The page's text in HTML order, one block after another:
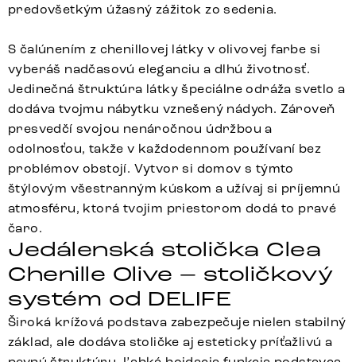
predovšetkým úžasný zážitok zo sedenia.
S čalúnením z chenillovej látky v olivovej farbe si
vyberáš nadčasovú eleganciu a dlhú životnosť.
Jedinečná štruktúra látky špeciálne odráža svetlo a
dodáva tvojmu nábytku vznešený nádych. Zároveň
presvedčí svojou nenáročnou údržbou a
odolnosťou, takže v každodennom používaní bez
problémov obstojí. Vytvor si domov s týmto
štýlovým všestranným kúskom a užívaj si príjemnú
atmosféru, ktorá tvojim priestorom dodá to pravé
čaro.
Jedálenská stolička Clea
Chenille Olive – stoličkový
systém od DELIFE
Široká krížová podstava zabezpečuje nielen stabilný
základ, ale dodáva stoličke aj esteticky príťažlivú a